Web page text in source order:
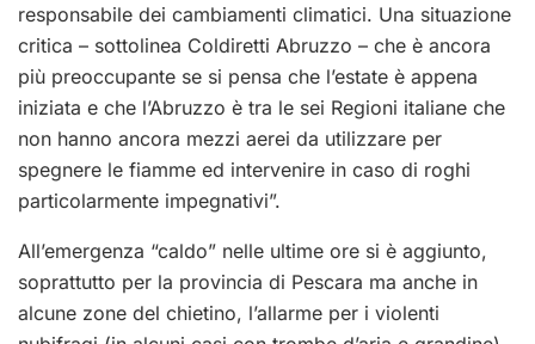
responsabile dei cambiamenti climatici. Una situazione
critica – sottolinea Coldiretti Abruzzo – che è ancora
più preoccupante se si pensa che l’estate è appena
iniziata e che l’Abruzzo è tra le sei Regioni italiane che
non hanno ancora mezzi aerei da utilizzare per
spegnere le fiamme ed intervenire in caso di roghi
particolarmente impegnativi”.
All’emergenza “caldo” nelle ultime ore si è aggiunto,
soprattutto per la provincia di Pescara ma anche in
alcune zone del chietino, l’allarme per i violenti